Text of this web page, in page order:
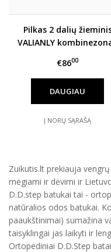
Pilkas 2 dalių
VALIANLY
€8600
DAUGIAU
Į NORŲ SĄRAŠĄ
Zuikutis.lt prekiauja
mėgiami ir dėvimi ir
D.D.step batukai tai -
natūralios odos batukai.
paaukštinimai) sumažina
taisyklingai jas laikyti ir
Ortopediniai D.D.Step